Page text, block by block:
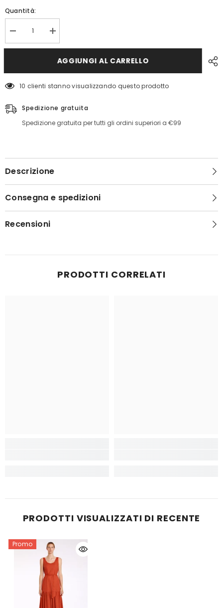
Quantità:
Diminuisci
quantità
per
Pennyblack
Aumenta
quantità
per
Abito
Pbbclima
Pennyblack
AGGIUNGI AL CARRELLO
10 clienti stanno visualizzando questo prodotto
Spedizione gratuita
Spedizione gratuita per tutti gli ordini superiori a €99
Descrizione
Consegna e spedizioni
Recensioni
PRODOTTI CORRELATI
PRODOTTI VISUALIZZATI DI RECENTE
Promo